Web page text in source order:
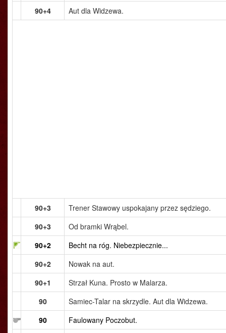
90+4
Aut dla Widzewa.
90+3
Trener Stawowy uspokajany przez sędziego.
90+3
Od bramki Wrąbel.
90+2
Becht na róg. Niebezpiecznie...
90+2
Nowak na aut.
90+1
Strzał Kuna. Prosto w Malarza.
90
Samiec-Talar na skrzydle. Aut dla Widzewa.
90
Faulowany Poczobut.